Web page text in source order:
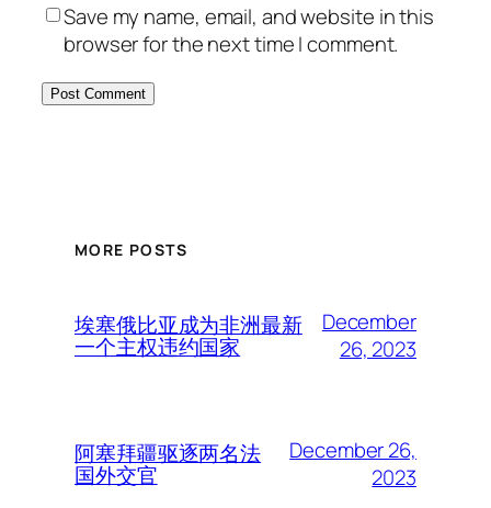
Save my name, email, and website in this
browser for the next time I comment.
MORE POSTS
埃塞俄比亚成为非洲最新
一个主权违约国家
December
26, 2023
阿塞拜疆驱逐两名法
国外交官
December 26,
2023